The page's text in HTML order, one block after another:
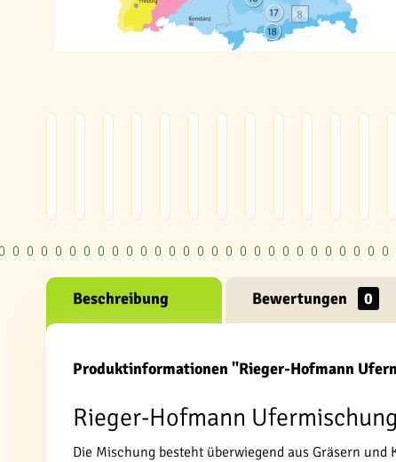
Beschreibung Bewertungen 0
Produktinformationen "Rieger-Hofmann
Rieger-Hofmann Ufermischung
Die Mischung besteht überwiegend aus Gräsern